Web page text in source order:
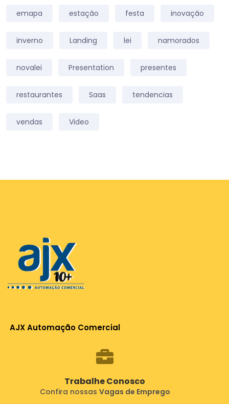
emapa estação festa inovação
inverno Landing lei namorados
novalei Presentation presentes
restaurantes Saas tendencias
vendas Video
AJX Automação Comercial
Trabalhe Conosco
Confira nossas Vagas de Emprego